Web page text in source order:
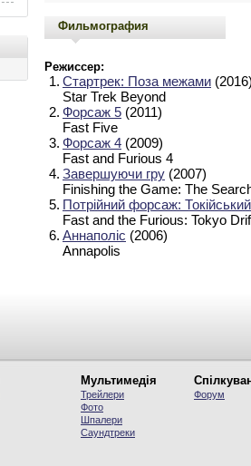
Фильмография
Режиссер:
1. Стартрек: Поза межами
Star Trek Beyond
2. Форсаж 5 (2011)
Fast Five
3. Форсаж 4 (2009)
Fast and Furious 4
4. Завершуючи гру (2007)
Finishing the Game: The
5. Потрійний форсаж:
Fast and the Furious: Tokyo
6. Аннаполіс (2006)
Annapolis
Мультимедія
Трейлери
Фото
Шпалери
Саундтреки
Форум